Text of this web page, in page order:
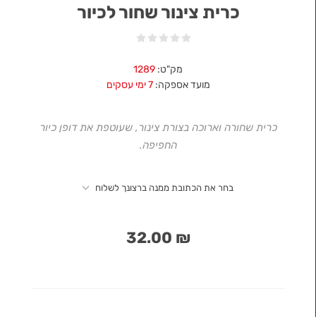
כרית צינור שחור לכיור
מק"ט: 1289
מועד אספקה: 7 ימי עסקים
כרית שחורה וארוכה בצורת צינור, שעוטפת את דופן כיור
החפיפה.
בחר את הכתובת ממנה ברצונך לשלוח
₪ 32.00